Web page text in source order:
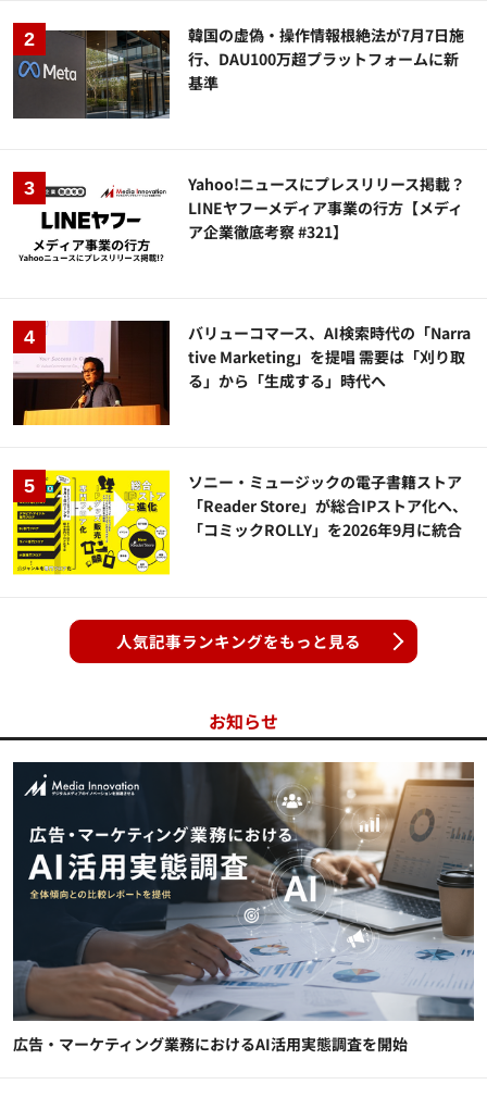
韓国の虚偽・操作情報根絶法が7月7日施
行、DAU100万超プラットフォームに新
基準
Yahoo!ニュースにプレスリリース掲載？
LINEヤフーメディア事業の行方【メディ
ア企業徹底考察 #321】
バリューコマース、AI検索時代の「Narra
tive Marketing」を提唱 需要は「刈り取
る」から「生成する」時代へ
ソニー・ミュージックの電子書籍ストア
「Reader Store」が総合IPストア化へ、
「コミックROLLY」を2026年9月に統合
人気記事ランキングをもっと見る
お知らせ
広告・マーケティング業務におけるAI活用実態調査を開始